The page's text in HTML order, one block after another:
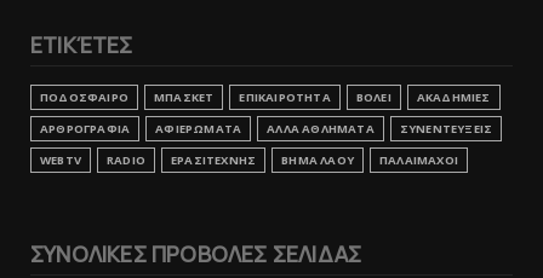
ΕΤΙΚΈΤΕΣ
ΠΟΔΟΣΦΑΙΡΟ ΜΠΑΣΚΕΤ ΕΠΙΚΑΙΡΟΤΗΤΑ ΒΟΛΕΙ
ΑΚΑΔΗΜΙΕΣ
ΑΡΘΡΟΓΡΑΦΙΑ
ΑΦΙΕΡΩΜΑΤΑ ΑΛΛΑ ΑΘΛΗΜΑΤΑ
ΣΥΝΕΝΤΕΥΞΕΙΣ
WEBTV
RADIO ΕΡΑΣΙΤΕΧΝΗΣ ΒΗΜΑ ΛΑΟΥ ΠΑΛΑΙΜΑΧΟΙ
ΣΥΝΟΛΙΚΕΣ ΠΡΟΒΟΛΕΣ ΣΕΛΙΔΑΣ